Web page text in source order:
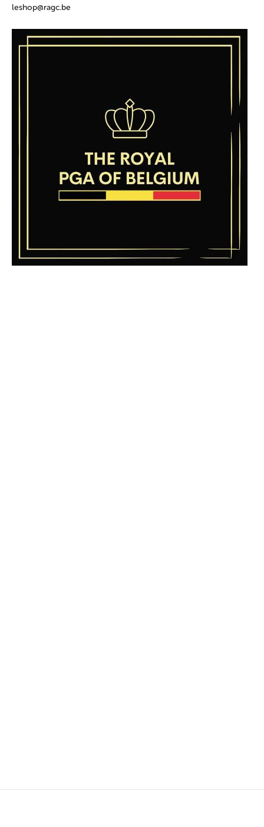
leshop@ragc.be